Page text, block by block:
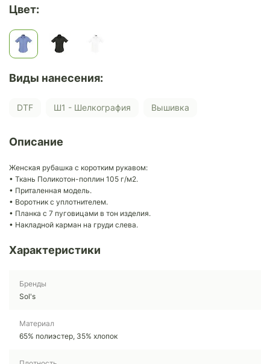
Цвет:
Виды нанесения:
DTF Ш1 - Шелкография Вышивка
Описание
Женская рубашка с коротким рукавом:
• Ткань Поликотон-поплин 105 г/м2.
• Приталенная модель.
• Воротник с уплотнителем.
• Планка с 7 пуговицами в тон изделия.
• Накладной карман на груди слева.
Характеристики
Бренды
Sol's
Материал
65% полиэстер, 35% хлопок